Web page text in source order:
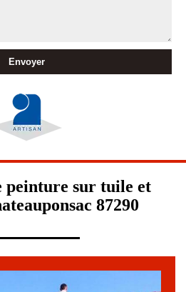
peinture sur tuile et
87290